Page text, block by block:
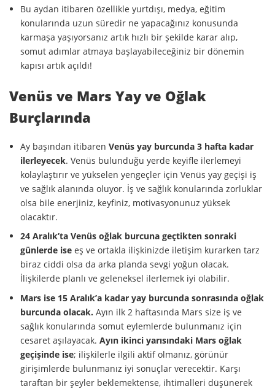
Bu aydan itibaren özellikle yurtdışı, medya, eğitim
konularında uzun süredir ne yapacağınız konusunda
karmaşa yaşıyorsanız artık hızlı bir şekilde karar alıp,
somut adımlar atmaya başlayabileceğiniz bir dönemin
kapısı artık açıldı!
Venüs ve Mars Yay ve Oğlak
Burçlarında
Ay başından itibarenVenüs yay burcunda 3 hafta kadar
ilerleyecek. Venüs bulunduğu yerde keyifle ilerlemeyi
kolaylaştırır ve yükselen yengeçler için Venüs yay geçişi iş
ve sağlık alanında oluyor. İş ve sağlık konularında zorluklar
olsa bile enerjiniz, keyfiniz, motivasyonunuz yüksek
olacaktır.
24 Aralık’ta Venüs oğlak burcuna geçtikten sonraki
günlerde iseeş ve ortakla ilişkinizde iletişim kurarken tarz
biraz ciddi olsa da arka planda sevgi yoğun olacak.
İlişkilerde planlı ve geleneksel ilerlemek iyi olabilir.
Mars ise 15 Aralık’a kadar yay burcunda sonrasında oğlak
burcunda olacak.Ayın ilk 2 haftasında Mars size iş ve
sağlık konularında somut eylemlerde bulunmanız için
cesaret aşılayacak.Ayın ikinci yarısındaki Mars oğlak
geçişinde ise; ilişkilerle ilgili aktif olmanız, görünür
girişimlerde bulunmanız iyi sonuçlar verecektir. Karşı
taraftan bir şeyler beklemektense, ihtimalleri düşünerek